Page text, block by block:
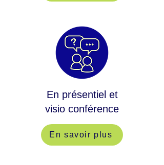
En présentiel et
visio conférence
En savoir plus